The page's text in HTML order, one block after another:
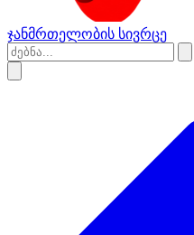
ჯანმრთელობის სივრცე